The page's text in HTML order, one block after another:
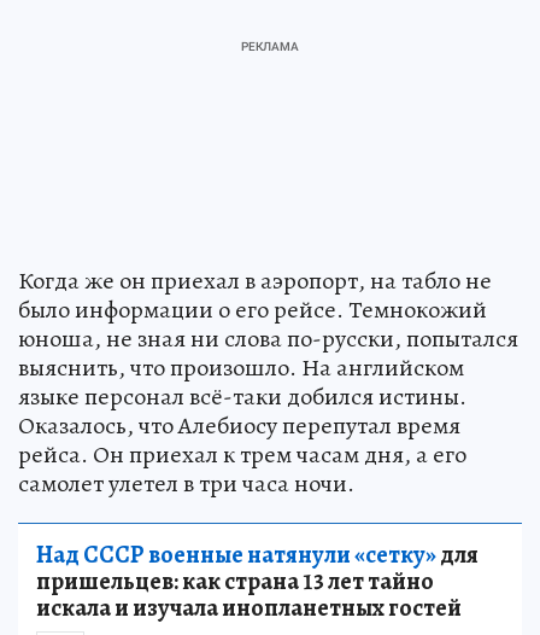
Когда же он приехал в аэропорт, на табло не
было информации о его рейсе. Темнокожий
юноша, не зная ни слова по-русски, попытался
выяснить, что произошло. На английском
языке персонал всё-таки добился истины.
Оказалось, что Алебиосу перепутал время
рейса. Он приехал к трем часам дня, а его
самолет улетел в три часа ночи.
Над СССР военные натянули «сетку»для
пришельцев: как страна 13 лет тайно
искала и изучала инопланетных гостей